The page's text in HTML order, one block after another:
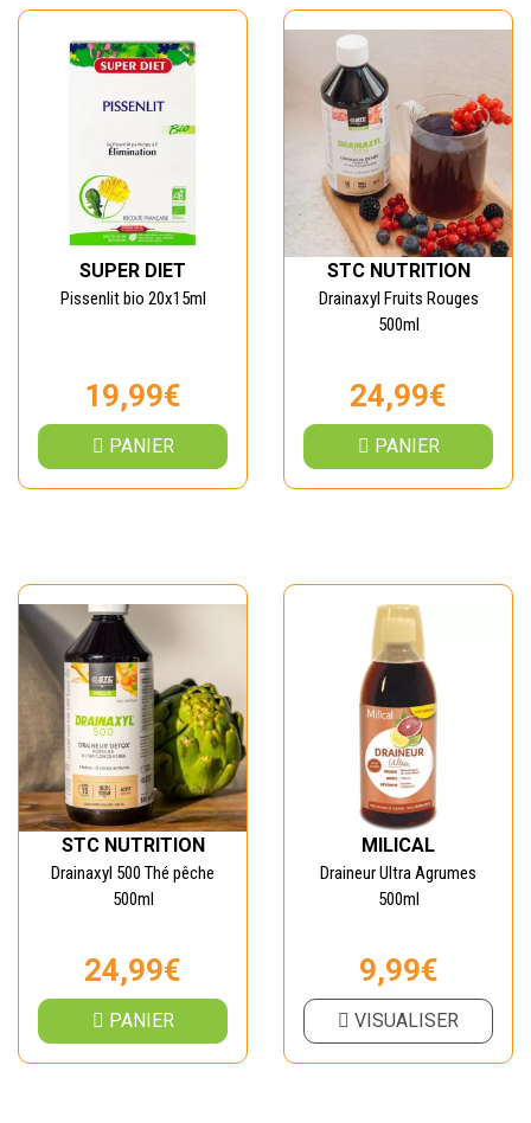
SUPER DIET
Pissenlit bio 20x15ml
19,99€
PANIER
STC NUTRITION
Drainaxyl Fruits Rouges
500ml
24,99€
PANIER
STC NUTRITION
Drainaxyl 500 Thé pêche
500ml
24,99€
PANIER
MILICAL
Draineur Ultra Agrumes
500ml
9,99€
VISUALISER